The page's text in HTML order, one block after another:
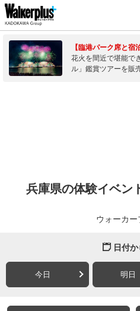
【臨港パーク席と宿
花火を間近で堪能で
ル」鑑賞ツアーを販
兵庫県の体験イベン
ウォーカ
日付
今日 明日